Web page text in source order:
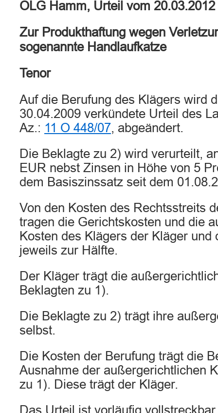
OLG Hamm, Urteil vom
Zur Produkthaftung wegen
sogenannte Handlaufkatze
Tenor
Auf die Berufung des Klägers wird
30.04.2009 verkündete Urteil des
Az.: 11 O 448/07, abgeändert.
Die Beklagte zu 2) wird verurteilt,
EUR nebst Zinsen in Höhe von 5
dem Basiszinssatz seit dem
Von den Kosten des Rechtsstreits
tragen die Gerichtskosten und die
Kosten des Klägers der Kläger und
jeweils zur Hälfte.
Der Kläger trägt die
Beklagten zu 1).
Die Beklagte zu 2) trägt ihre
selbst.
Die Kosten der Berufung trägt die
Ausnahme der außergerichtlichen
zu 1). Diese trägt der Kläger.
Das Urteil ist vorläufig vollstreckbar.